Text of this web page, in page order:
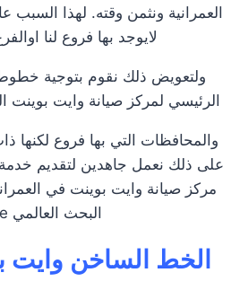
العمرانية ونثمن وقته. لهذا
لايوجد بها فروع لنا
ولتعويض ذلك نقوم بتوجية
الرئيسي لمركز صيانة وايت بوينت
والمحافظات التي بها فروع لكنها
على ذلك نعمل جاهدين لتقديم خدمة
مركز صيانة وايت بوينت في
البحث العالمي google
الخط الساخن وايت